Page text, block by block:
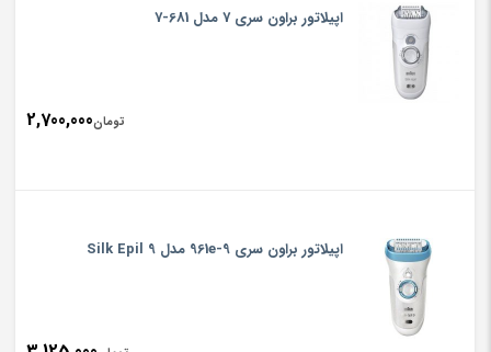
اپیلاتور براون سری 7 مدل 681-7
تومان2,700,000
اپیلاتور براون سری 9-961e مدل Silk Epil 9